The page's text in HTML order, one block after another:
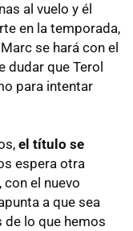
al vuelo y él
en la temporada,
se hará con el
dudar que Terol
para intentar
el título se
espera otra
con el nuevo
a que sea
lo que hemos